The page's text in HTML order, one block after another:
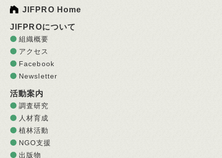
JIFPRO Home
JIFPROについて
組織概要
アクセス
Facebook
Newsletter
活動案内
調査研究
人材育成
植林活動
NGO支援
出版物